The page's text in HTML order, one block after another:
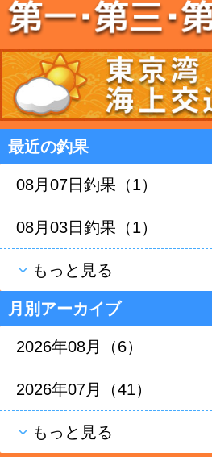
最近の釣果
08月07日釣果（1）
08月03日釣果（1）
もっと見る
月別アーカイブ
2026年08月（6）
2026年07月（41）
もっと見る